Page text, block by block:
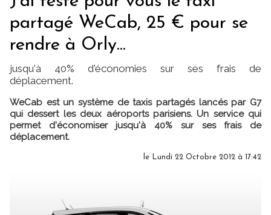
partagé WeCab, 25 € pour se
rendre à Orly...
jusqu'à 40% d'économies sur ses frais de
déplacement.
WeCab est un système de taxis partagés lancés par G7
qui dessert les deux aéroports parisiens. Un service qui
permet d'économiser jusqu'à 40% sur ses frais de
déplacement.
le Lundi 22 Octobre 2012 à 17:42